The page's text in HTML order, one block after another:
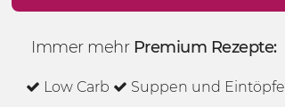
Immer mehr Premium Rezepte:
Low Carb
Suppen und Eintöpfe